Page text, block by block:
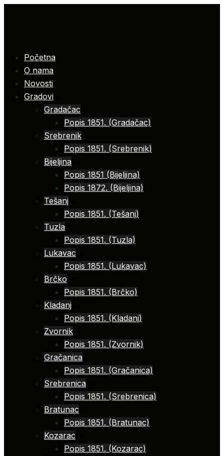
Početna
O nama
Novosti
Gradovi
Gradačac
Popis 1851. (Gradačac)
Srebrenik
Popis 1851. (Srebrenik)
Bijeljina
Popis 1851 (Bijeljina)
Popis 1872. (Bijeljina)
Tešanj
Popis 1851. (Tešanj)
Tuzla
Popis 1851. (Tuzla)
Lukavac
Popis 1851. (Lukavac)
Brčko
Popis 1851. (Brčko)
Kladanj
Popis 1851. (Kladanj)
Zvornik
Popis 1851. (Zvornik)
Gračanica
Popis 1851. (Gračanica)
Srebrenica
Popis 1851. (Srebrenica)
Bratunac
Popis 1851. (Bratunac)
Kozarac
Popis 1851. (Kozarac)